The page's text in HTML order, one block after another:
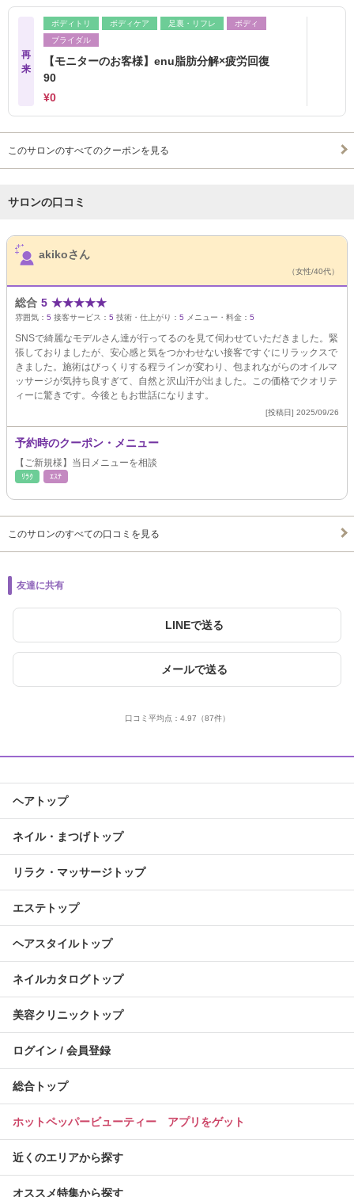
再
来
ボディトリ ボディケア 足裏・リフレ
ボディ
ブライダル
【モニターのお客様】enu脂肪分解×疲労回復
90
¥0
このサロンのすべてのクーポンを見る
サロンの口コミ
サロンPick Up
akikoさん
（女性/40代）
総合 5 ★★★★★
雰囲気： 5 接客サービス： 5 技術・仕上がり： 5 メニュー・料金： 5
SNSで綺麗なモデルさん達が行ってるのを見て伺わせていただきました。緊
張しておりましたが、安心感と気をつかわせない接客ですぐにリラックスで
きました。施術はびっくりする程ラインが変わり、包まれながらのオイルマ
ッサージが気持ち良すぎて、自然と沢山汗が出ました。この価格でクオリテ
ィーに驚きです。今後ともお世話になります。
[投稿日] 2025/09/26
予約時のクーポン・メニュー
【ご新規様】当日メニューを相談
ﾘﾗｸ ｴｽﾃ
このサロンのすべての口コミを見る
友達に共有
LINEで送る
メールで送る
口コミ平均点： 4.97 （87件）
ヘアトップ
ネイル・まつげトップ
リラク・マッサージトップ
エステトップ
ヘアスタイルトップ
ネイルカタログトップ
美容クリニックトップ
ログイン / 会員登録
総合トップ
ホットペッパービューティー アプリをゲット
近くのエリアから探す
オススメ特集から探す